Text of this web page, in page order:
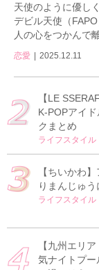
天使のように優し
デビル天使（
人の心をつかんで離
恋愛 2025.12.11
【LE
K-POPアイ
クまとめ
ライフスタイル
【ちいかわ
りまんじゅ
ライフスタイル
【九州エリ
気ナイトプ